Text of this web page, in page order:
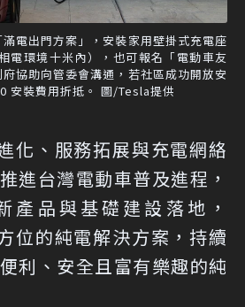
電出門方案」，安裝家用壁掛式充電座
電環境十米內），也可報名「電動車友
協助向管委會溝通，若社區成功開放安
安裝費用折抵。 圖/Tesla提供
化、服務拓展與充電網絡
進台灣電動車普及進程，
產品與基礎建設落地，
位的純電解決方案，持續
利、安全且富有樂趣的純